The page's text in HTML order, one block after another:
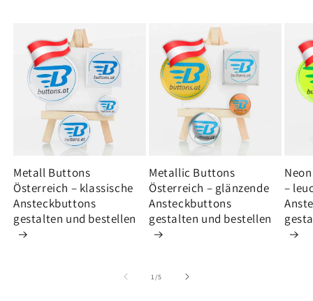
Metall Buttons
Österreich – klassische
Ansteckbuttons
gestalten und bestellen
Metallic Buttons
Österreich – glänzende
Ansteckbuttons
gestalten und bestellen
–
1/von
5